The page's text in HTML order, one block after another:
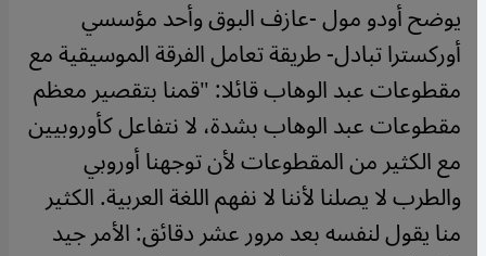
يوضح أودو مول -عازف البوق وأحد مؤسسي
أوركسترا تبادل- طريقة تعامل الفرقة الموسيقية مع
مقطوعات عبد الوهاب قائلا: "قمنا بتقصير معظم
مقطوعات عبد الوهاب بشدة، لا نتفاعل كأوروبيين
مع الكثير من المقطوعات لأن توجهنا أوروبي
والطرب لا يصلنا لأننا لا نفهم اللغة العربية. الكثير
منا يقول لنفسه بعد مرور عشر دقائق: الأمر جيد